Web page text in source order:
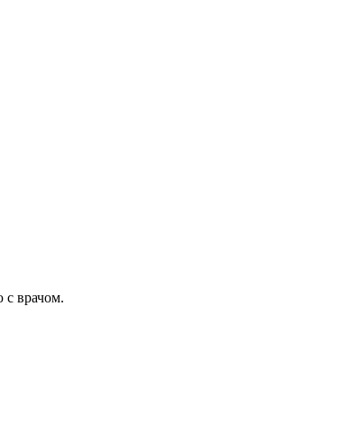
с врачом.